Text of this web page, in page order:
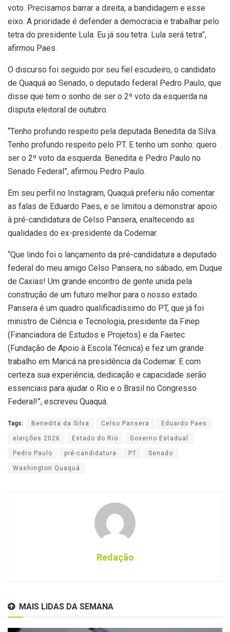
voto. Precisamos barrar a direita, a bandidagem e esse
eixo. A prioridade é defender a democracia e trabalhar pelo
tetra do presidente Lula. Eu já sou tetra. Lula será tetra”,
afirmou Paes.
O discurso foi seguido por seu fiel escudeiro, o candidato
de Quaquá ao Senado, o deputado federal Pedro Paulo, que
disse que tem o sonho de ser o 2º voto da esquerda na
disputa eleitoral de outubro.
“Tenho profundo respeito pela deputada Benedita da Silva.
Tenho profundo respeito pelo PT. E tenho um sonho: quero
ser o 2º voto da esquerda. Benedita e Pedro Paulo no
Senado Federal”, afirmou Pedro Paulo.
Em seu perfil no Instagram, Quaquá preferiu não comentar
as falas de Eduardo Paes, e se limitou a demonstrar apoio
à pré-candidatura de Celso Pansera, enaltecendo as
qualidades do ex-presidente da Codemar.
“Que lindo foi o lançamento da pré-candidatura a deputado
federal do meu amigo Celso Pansera, no sábado, em Duque
de Caxias! Um grande encontro de gente unida pela
construção de um futuro melhor para o nosso estado.
Pansera é um quadro qualificadíssimo do PT, que já foi
ministro de Ciência e Tecnologia, presidente da Finep
(Financiadora de Estudos e Projetos) e da Faetec
(Fundação de Apoio à Escola Técnica) e fez um grande
trabalho em Maricá na presidência da Codemar. E com
certeza sua experiência, dedicação e capacidade serão
essenciais para ajudar o Rio e o Brasil no Congresso
Federal!”, escreveu Quaquá.
Tags: Benedita da Silva Celso Pansera Eduardo Paes
eleições 2026 Estado do Rio Governo Estadual
Pedro Paulo pré-candidatura PT Senado
Washington Quaquá
Redação
MAIS LIDAS DA SEMANA